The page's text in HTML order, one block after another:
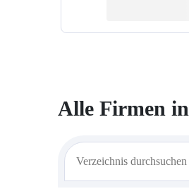
Alle Firmen in